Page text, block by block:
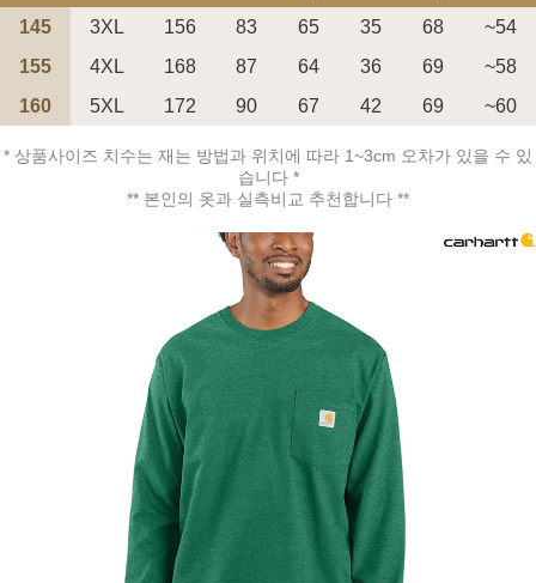
145 3XL 156 83 65 35 68
~54
155
4XL 168 87 64 36 69
~58
160
5XL 172 90 67 42 69 ~60
* 상품사이즈 치수는 재는 방법과 위치에 따라 1~3cm 오차가 있을 수 있
습니다 *
** 본인의 옷과 실측비교 추천합니다 **